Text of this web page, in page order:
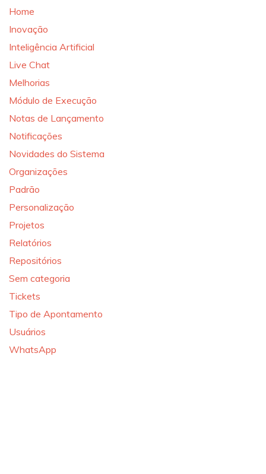
Home
Inovação
Inteligência Artificial
Live Chat
Melhorias
Módulo de Execução
Notas de Lançamento
Notificações
Novidades do Sistema
Organizações
Padrão
Personalização
Projetos
Relatórios
Repositórios
Sem categoria
Tickets
Tipo de Apontamento
Usuários
WhatsApp